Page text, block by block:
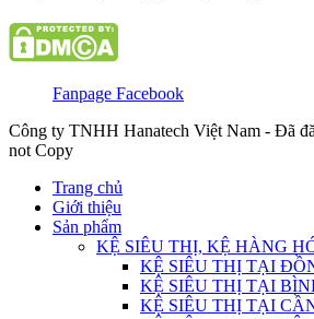
Fanpage Facebook
Công ty TNHH Hanatech Việt Nam - Đã
not Copy
Trang chủ
Giới thiệu
Sản phẩm
KỆ SIÊU THỊ, KỆ HÀNG
KỆ SIÊU THỊ TẠI
KỆ SIÊU THỊ TẠI
KỆ SIÊU THỊ TẠI